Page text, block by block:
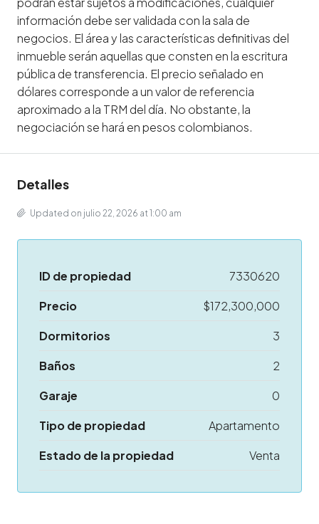
información debe ser validada con la sala de
negocios. El área y las características definitivas del
inmueble serán aquellas que consten en la escritura
pública de transferencia. El precio señalado en
dólares corresponde a un valor de referencia
aproximado a la TRM del día. No obstante, la
negociación se hará en pesos colombianos.
Detalles
Updated on julio 22, 2026 at 1:00 am
ID de propiedad
7330620
Precio
$172,300,000
Dormitorios
3
Baños
2
Garaje
0
Tipo de propiedad
Apartamento
Estado de la propiedad
Venta